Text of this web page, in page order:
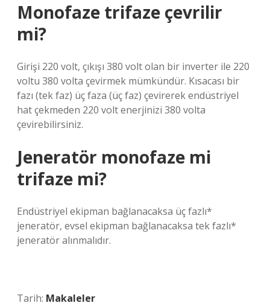
Monofaze trifaze çevrilir
mi?
Girişi 220 volt, çıkışı 380 volt olan bir inverter ile 220
voltu 380 volta çevirmek mümkündür. Kısacası bir
fazı (tek faz) üç faza (üç faz) çevirerek endüstriyel
hat çekmeden 220 volt enerjinizi 380 volta
çevirebilirsiniz.
Jeneratör monofaze mi
trifaze mi?
Endüstriyel ekipman bağlanacaksa üç fazlı*
jeneratör, evsel ekipman bağlanacaksa tek fazlı*
jeneratör alınmalıdır.
Tarih: Makaleler